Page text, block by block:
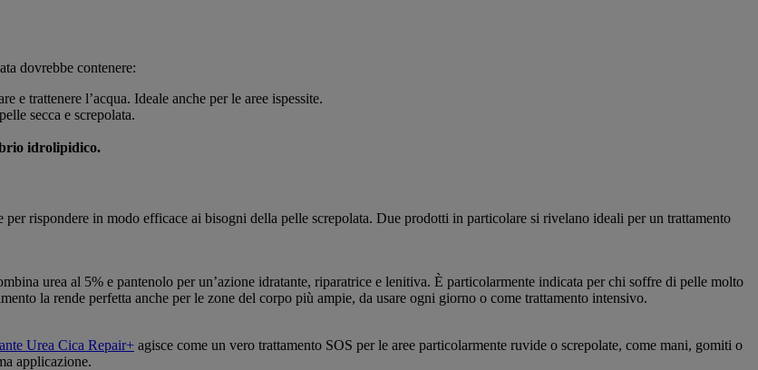
dovrebbe contenere:
e trattenere l’acqua. Ideale anche per le aree ispessite.
secca e screpolata.
idrolipidico.
per rispondere in modo efficace ai bisogni della pelle screpolata. Due prodotti in particolare si rivelano ideali per un trattamento
urea al 5% e pantenolo per un’azione idratante, riparatrice e lenitiva. È particolarmente indicata per chi soffre di pelle molto
la rende perfetta anche per le zone del corpo più ampie, da usare ogni giorno o come trattamento intensivo.
Urea Cica Repair+ agisce come un vero trattamento SOS per le aree particolarmente ruvide o screpolate, come mani, gomiti o
applicazione.